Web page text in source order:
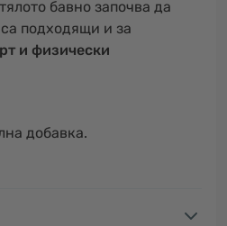
бавно започва да
подходящи и за
и физически
добавка.